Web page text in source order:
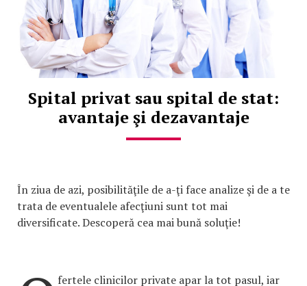
Spital privat sau spital de stat:
avantaje şi dezavantaje
În ziua de azi, posibilităţile de a-ţi face analize şi de a te
trata de eventualele afecţiuni sunt tot mai
diversificate. Descoperă cea mai bună soluţie!
fertele clinicilor private apar la tot pasul, iar